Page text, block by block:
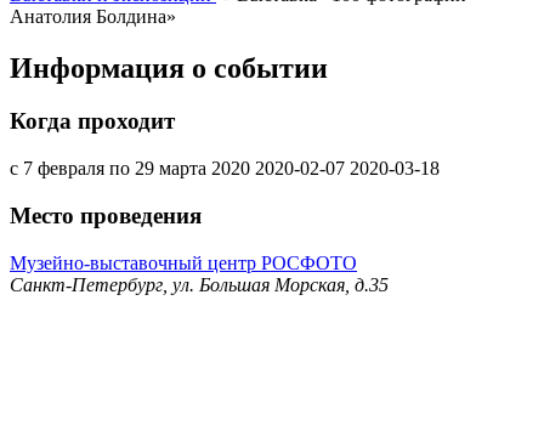
Анатолия Болдина»
Информация о событии
Когда проходит
с 7 февраля по 29 марта 2020 2020-02-07 2020-03-18
Место проведения
Музейно-выставочный центр РОСФОТО
Санкт-Петербург, ул. Большая Морская, д.35